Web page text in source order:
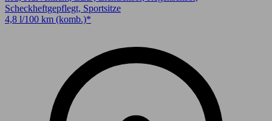
Scheckheftgepflegt, Sportsitze
4,8 l/100 km (komb.)*